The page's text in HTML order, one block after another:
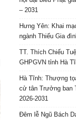
– 2031
Hưng Yên: Khai
ngành Thiếu Gia
TT. Thích Chiếu
GHPGVN tỉnh Hà
Hà Tĩnh: Thượng
cử tân Trưởng ban
2026-2031
Đêm lễ Ngũ Bách